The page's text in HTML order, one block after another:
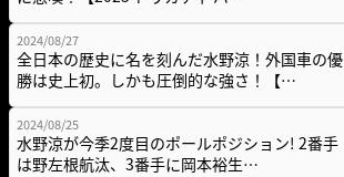
2024/08/27
全日本の歴史に名を刻んだ水野涼！外国車の優
勝は史上初。しかも圧倒的な強さ！【…
2024/08/25
水野涼が今季2度目のポールポジション! 2番手
は野左根航汰、3番手に岡本裕生…